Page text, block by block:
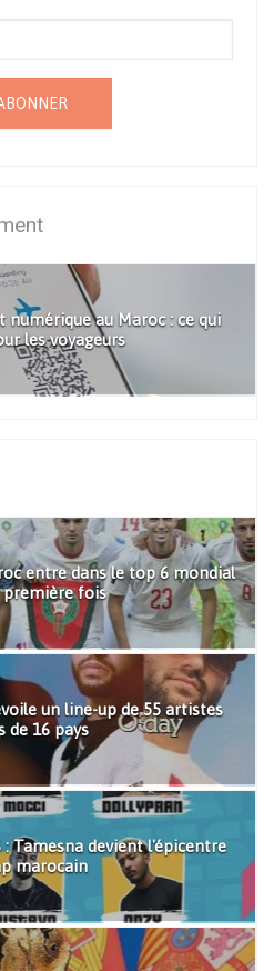
numérique au Maroc : ce qui
les voyageurs
entre dans le top 6 mondial
fois
un line-up de 55 artistes
de 16 pays
Tamesna devient l'épicentre
marocain